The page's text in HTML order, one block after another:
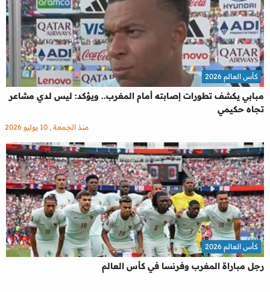
مبابي يكشف تطورات إصابته أمام المغرب.. ويؤكد: ليس لدي مشاعر
تجاه حكيمي
كأس العالم 2026
منذ الجمعة , 10 يوليو 2026
رجل مباراة المغرب وفرنسا في كأس العالم
كأس العالم 2026